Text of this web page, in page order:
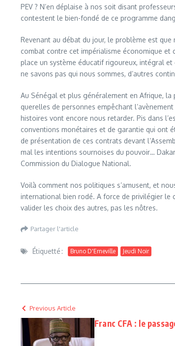
PEV ? N’en déplaise à nos soit disant
contestent le bien-fondé de ce programme
Revenant au débat du jour, le problème est
combat contre cet impérialisme économique et
place un système éducatif rigoureux, intégral
ne savons pas qui nous sommes, d’autres
Au Sénégal et plus généralement en Afrique, la
querelles de personnes empêchant
histoires vont encore nous retarder. Pis dans
conventions monétaires et de garantie qui ont
de présentation de ces contrats devant
mal les intentions sournoises du pouvoir…
Commission du Dialogue National.
Voilà comment nos politiques s’amusent, et
international bien rodé. A force de privilégier
valider les choix des autres, pas les nôtres.
Partager l'article
Étiquetté : Bruno D'Erneville Jeudi Noir
Previous Article
Franc CFA : le